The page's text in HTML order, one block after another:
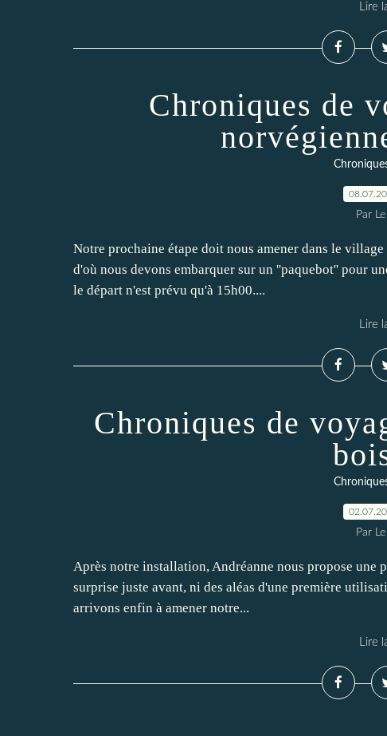
Lire
Chroniques de
Par
Notre prochaine étape doit nous amener dans le
d'où nous devons embarquer sur un ''paquebot'' pour
le départ n'est prévu qu'à 15h00....
Lire
Chroniques de
Par
Après notre installation, Andréanne nous propose une
surprise juste avant, ni des aléas d'une première
arrivons enfin à amener notre...
Lire